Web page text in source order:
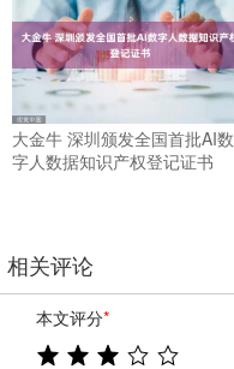
大金牛 深圳颁发全国首批AI数
字人数据知识产权登记证书
相关评论
本文评分*